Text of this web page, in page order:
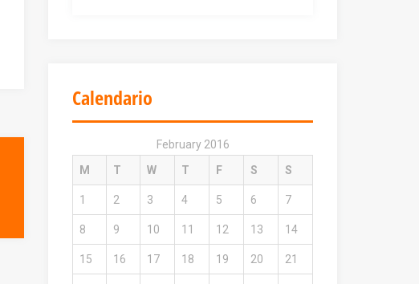
Calendario
February 2016
M
T W T F S S
1 2 3 4 5 6 7
8 9 10 11 12 13 14
15 16 17 18 19 20 21